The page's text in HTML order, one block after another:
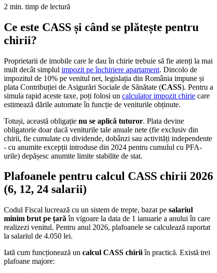
2 min. timp de lectură
Ce este CASS și când se plătește pentru
chirii?
Proprietarii de imobile care le dau în chirie trebuie să fie atenți la mai
mult decât simplul impozit pe închiriere apartament. Dincolo de
impozitul de 10% pe venitul net, legislația din România impune și
plata Contribuției de Asigurări Sociale de Sănătate (CASS). Pentru a
simula rapid aceste taxe, poți folosi un calculator impozit chirie care
estimează dările automate în funcție de veniturile obținute.
Totuși, această obligație nu se aplică tuturor. Plata devine
obligatorie doar dacă veniturile tale anuale nete (fie exclusiv din
chirii, fie cumulate cu dividende, dobânzi sau activități independente
- cu anumite excepții introduse din 2024 pentru cumulul cu PFA-
urile) depășesc anumite limite stabilite de stat.
Plafoanele pentru calcul CASS chirii 2026
(6, 12, 24 salarii)
Codul Fiscal lucrează cu un sistem de trepte, bazat pe salariul
minim brut pe țară în vigoare la data de 1 ianuarie a anului în care
realizezi venitul. Pentru anul 2026, plafoanele se calculează raportat
la salariul de 4.050 lei.
Iată cum funcționează un calcul CASS chiriiîn practică. Există trei
plafoane majore: